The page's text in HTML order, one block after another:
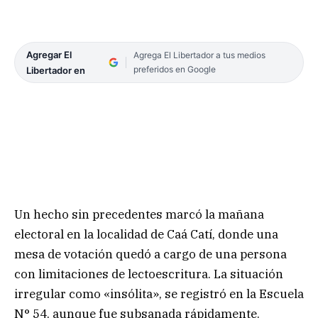
Agregar El
Libertador en
Agrega El Libertador a tus medios
preferidos en Google
Un hecho sin precedentes marcó la mañana
electoral en la localidad de Caá Catí, donde una
mesa de votación quedó a cargo de una persona
con limitaciones de lectoescritura. La situación
irregular como «insólita», se registró en la Escuela
N° 54, aunque fue subsanada rápidamente.